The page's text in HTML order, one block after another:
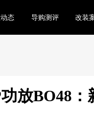
态 导购测评 改装
放BO48